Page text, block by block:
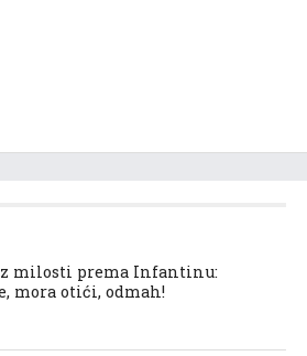
milosti prema Infantinu:
mora otići, odmah!